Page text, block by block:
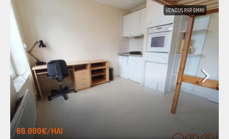
VENDUS PAR OMMI
66.000€/HAI